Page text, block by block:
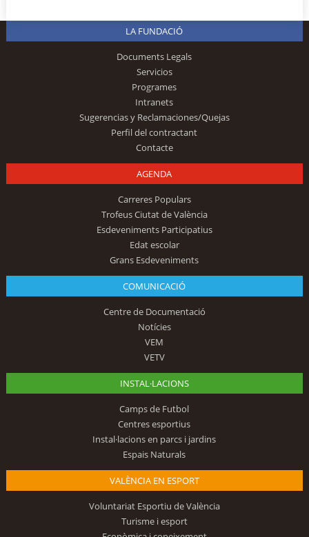
LA FUNDACIÓ
Documents Legals
Servicios
Programes
Intranets
Sugerencias y Reclamaciones/Quejas
Perfil del contractant
Contacte
AGENDA
Carreres Populars
Trofeus Ciutat de València
Esdeveniments Participatius
Edat escolar
Grans Esdeveniments
COMUNICACIÓ
Centre de Documentació
Notícies
VEM
VETV
INSTAL·LACIONS
Camps de Futbol
Centres esportius
Instal·lacions en parcs i jardins
Espais Naturals
VALÈNCIA EN ESPORT
Voluntariat Esportiu de València
Turisme i esport